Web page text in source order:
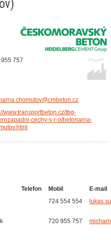
757
www.transportbeton.cz/tbg-
cechy-s-r-o/betonarna-
Telefon Mobil
E-mail
724 554 554
720 955 757